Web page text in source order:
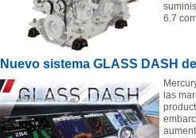
6.7
Nuevo sistema GLASS DASH
las